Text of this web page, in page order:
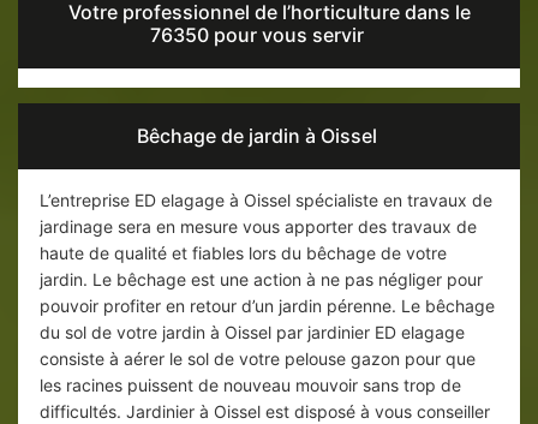
Votre professionnel de l’horticulture dans le
76350 pour vous servir
Bêchage de jardin à Oissel
L’entreprise ED elagage à Oissel spécialiste en travaux de
jardinage sera en mesure vous apporter des travaux de
haute de qualité et fiables lors du bêchage de votre
jardin. Le bêchage est une action à ne pas négliger pour
pouvoir profiter en retour d’un jardin pérenne. Le bêchage
du sol de votre jardin à Oissel par jardinier ED elagage
consiste à aérer le sol de votre pelouse gazon pour que
les racines puissent de nouveau mouvoir sans trop de
difficultés. Jardinier à Oissel est disposé à vous conseiller